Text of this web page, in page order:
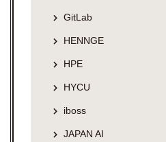
GitLab
HENNGE
HPE
HYCU
iboss
JAPAN AI